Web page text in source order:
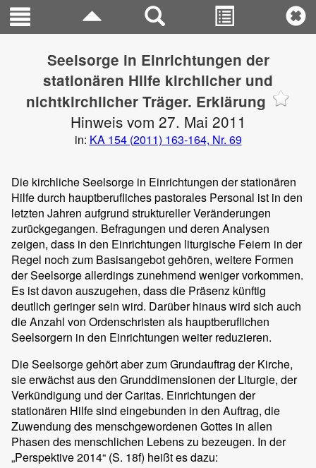
Seelsorge in Einrichtungen der
stationären Hilfe kirchlicher und
nichtkirchlicher Träger. Erklärung
Hinweis vom 27. Mai 2011
in: KA 154 (2011) 163-164, Nr. 69
Die kirchliche Seelsorge in Einrichtungen der stationären
Hilfe durch hauptberufliches pastorales Personal ist in den
letzten Jahren aufgrund struktureller Veränderungen
zurückgegangen. Befragungen und deren Analysen
zeigen, dass in den Einrichtungen liturgische Feiern in der
Regel noch zum Basisangebot gehören, weitere Formen
der Seelsorge allerdings zunehmend weniger vorkommen.
Es ist davon auszugehen, dass die Präsenz künftig
deutlich geringer sein wird. Darüber hinaus wird sich auch
die Anzahl von Ordenschristen als hauptberuflichen
Seelsorgern in den Einrichtungen weiter reduzieren.
Die Seelsorge gehört aber zum Grundauftrag der Kirche,
sie erwächst aus den Grunddimensionen der Liturgie, der
Verkündigung und der Caritas. Einrichtungen der
stationären Hilfe sind eingebunden in den Auftrag, die
Zuwendung des menschgewordenen Gottes in allen
Phasen des menschlichen Lebens zu bezeugen. In der
„Perspektive 2014“ (S. 18f) heißt es dazu: